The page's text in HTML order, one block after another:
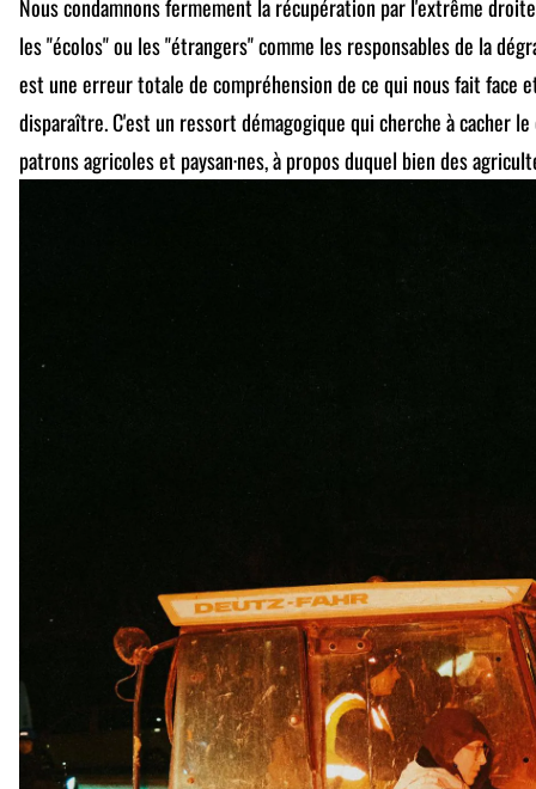
Nous condamnons fermement la récupération par l'extrême
les "écolos" ou les "étrangers" comme les responsables de la
est une erreur totale de compréhension de ce qui nous fait face
disparaître. C'est un ressort démagogique qui cherche à cacher
patrons agricoles et paysan·nes, à propos duquel bien des